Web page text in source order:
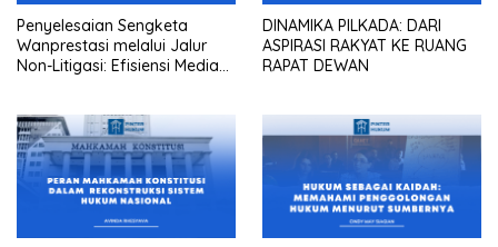
Penyelesaian Sengketa
Wanprestasi melalui Jalur
Non-Litigasi: Efisiensi Mediasi
DINAMIKA PILKADA: DARI
ASPIRASI RAKYAT KE RUANG
RAPAT DEWAN